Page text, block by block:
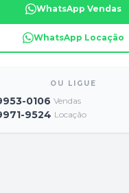
WhatsApp Vendas
WhatsApp Locação
OU LIGUE
0106 Vendas
9524 Locação